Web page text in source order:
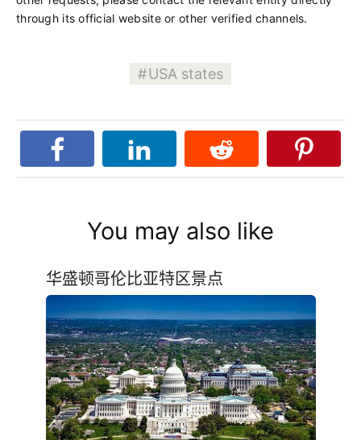
through its official website or other verified channels.
USA states
You may also like
华盛顿哥伦比亚特区景点